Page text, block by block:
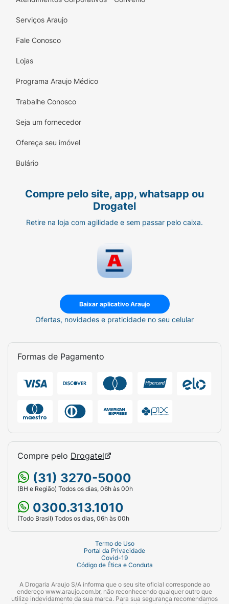
Dermatologicamente Testado:
segurança e eficácia no uso diário.
Recupere a densidade e o volume do seu
Achē em sua rotina de cuidados e sinta a
diferença em força e resistência.
Serviços Araujo
Fale Conosco
Lojas
Programa Araujo Médico
Trabalhe Conosco
Seja um fornecedor
Ofereça seu imóvel
Bulário
Compre pelo site, app, whatsapp ou
Drogatel
Retire na loja com agilidade e sem passar pelo caixa.
Baixar aplicativo Araujo
Ofertas, novidades e praticidade no seu celular
Formas de Pagamento
Compre pelo Drogatel
(31) 3270-5000
(BH e Região) Todos os dias, 06h às 00h
0300.313.1010
(Todo Brasil) Todos os dias, 06h às 00h
Termo de Uso
Portal da Privacidade
Covid-19
Código de Ética e Conduta
A Drogaria Araujo S/A informa que o seu site oficial corresponde ao
endereço www.araujo.com.br, não reconhecendo qualquer outro que
utilize indevidamente da sua marca. Para sua segurança recomendamos